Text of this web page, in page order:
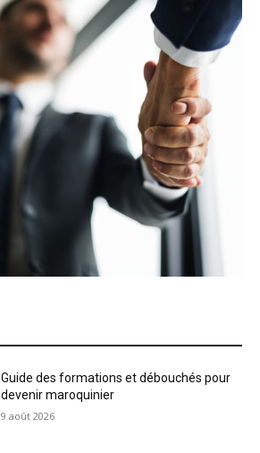
Guide des formations et débouchés pour
devenir maroquinier
9 août 2026